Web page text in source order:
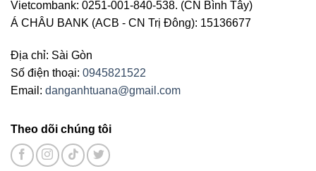
Vietcombank: 0251-001-840-538. (CN Bình Tây)
Á CHÂU BANK (ACB - CN Trị Đông): 15136677
Địa chỉ: Sài Gòn
Số điện thoại: 0945821522
Email: danganhtuana@gmail.com
Theo dõi chúng tôi